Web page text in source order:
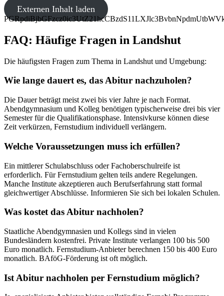
Externen Inhalt laden
FAQ: Häufige Fragen in Landshut
Die häufigsten Fragen zum Thema in Landshut und Umgebung:
Wie lange dauert es, das Abitur nachzuholen?
Die Dauer beträgt meist zwei bis vier Jahre je nach Format.
Abendgymnasium und Kolleg benötigen typischerweise drei bis vier
Semester für die Qualifikationsphase. Intensivkurse können diese
Zeit verkürzen, Fernstudium individuell verlängern.
Welche Voraussetzungen muss ich erfüllen?
Ein mittlerer Schulabschluss oder Fachoberschulreife ist
erforderlich. Für Fernstudium gelten teils andere Regelungen.
Manche Institute akzeptieren auch Berufserfahrung statt formal
gleichwertiger Abschlüsse. Informieren Sie sich bei lokalen Schulen.
Was kostet das Abitur nachholen?
Staatliche Abendgymnasien und Kollegs sind in vielen
Bundesländern kostenfrei. Private Institute verlangen 100 bis 500
Euro monatlich. Fernstudium-Anbieter berechnen 150 bis 400 Euro
monatlich. BAföG-Förderung ist oft möglich.
Ist Abitur nachholen per Fernstudium möglich?